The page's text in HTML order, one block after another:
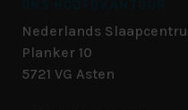
Nederlands
Planker 10
5721 VG Asten